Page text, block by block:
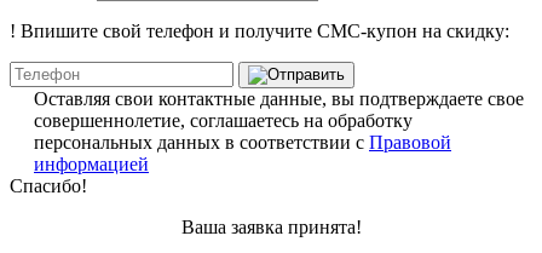
! Впишите свой телефон и получите СМС-купон на скидку:
Оставляя свои контактные данные, вы подтверждаете свое
совершеннолетие, соглашаетесь на обработку
персональных данных в соответствии с Правовой
информацией
Спасибо!
Ваша заявка принята!